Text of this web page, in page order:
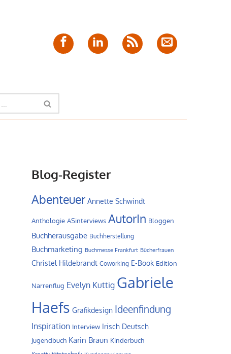
FacebookLinkedIn Feed
E-
Mail
Blog-Register
Abenteuer Annette Schwindt
Anthologie ASinterviews AutorIn Bloggen
Buchherausgabe Buchherstellung
Buchmarketing Buchmesse Frankfurt Bücherfrauen
Christel Hildebrandt Coworking E-Book Edition
Narrenflug Evelyn Kuttig Gabriele
Haefs Grafikdesign Ideenfindung
Inspiration Interview Irisch Deutsch
Jugendbuch Karin Braun Kinderbuch